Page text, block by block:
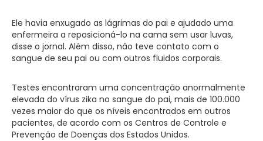
Ele havia enxugado as lágrimas do pai e ajudado uma
enfermeira a reposicioná-lo na cama sem usar luvas,
disse o jornal. Além disso, não teve contato com o
sangue de seu pai ou com outros fluidos corporais.
Testes encontraram uma concentração anormalmente
elevada do vírus zika no sangue do pai, mais de 100.000
vezes maior do que os níveis encontrados em outros
pacientes, de acordo com os Centros de Controle e
Prevenção de Doenças dos Estados Unidos.